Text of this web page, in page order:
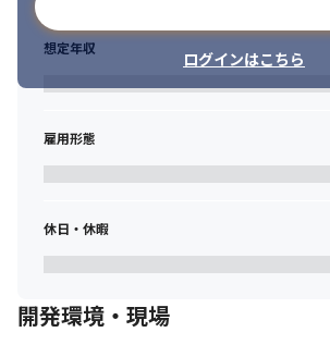
ログインはこちら
想定年収
雇用形態
休日・休暇
開発環境・現場